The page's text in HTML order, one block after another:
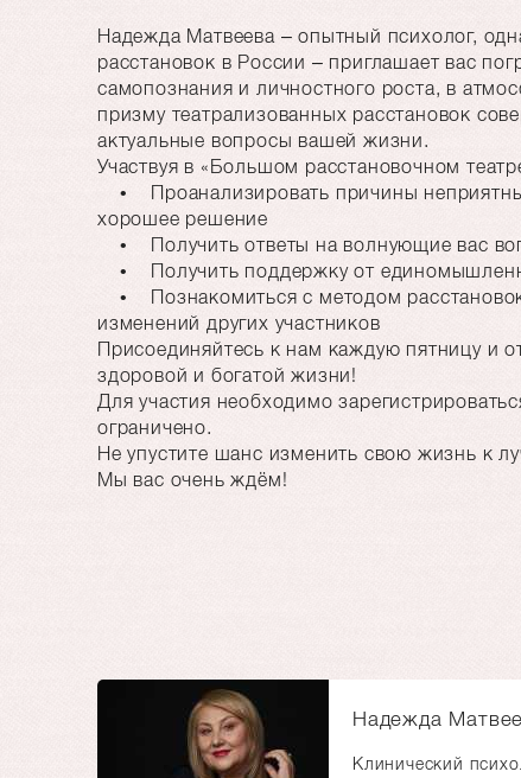
Надежда Матвеева – опытный психолог,
расстановок в России – приглашает вас
самопознания и личностного роста, в
призму театрализованных расстановок
актуальные вопросы вашей жизни.
Участвуя в «Большом расстановочном
• Проанализировать причины
хорошее решение
• Получить ответы на волнующие вас
• Получить поддержку от
• Познакомиться с методом
изменений других участников
Присоединяйтесь к нам каждую пятницу и
здоровой и богатой жизни!
Для участия необходимо
ограничено.
Не упустите шанс изменить свою жизнь к
Мы вас очень ждём!
Надежда
Клинический